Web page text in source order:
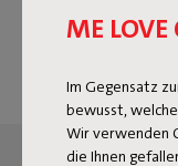
ME LOVE
Im Gegensatz
bewusst,
Wir verwenden
die Ihnen
Bolleke ist der